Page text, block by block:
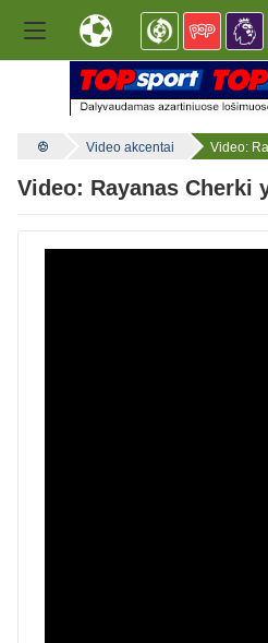
Video akcentai Video:
Video: Rayanas Cherki